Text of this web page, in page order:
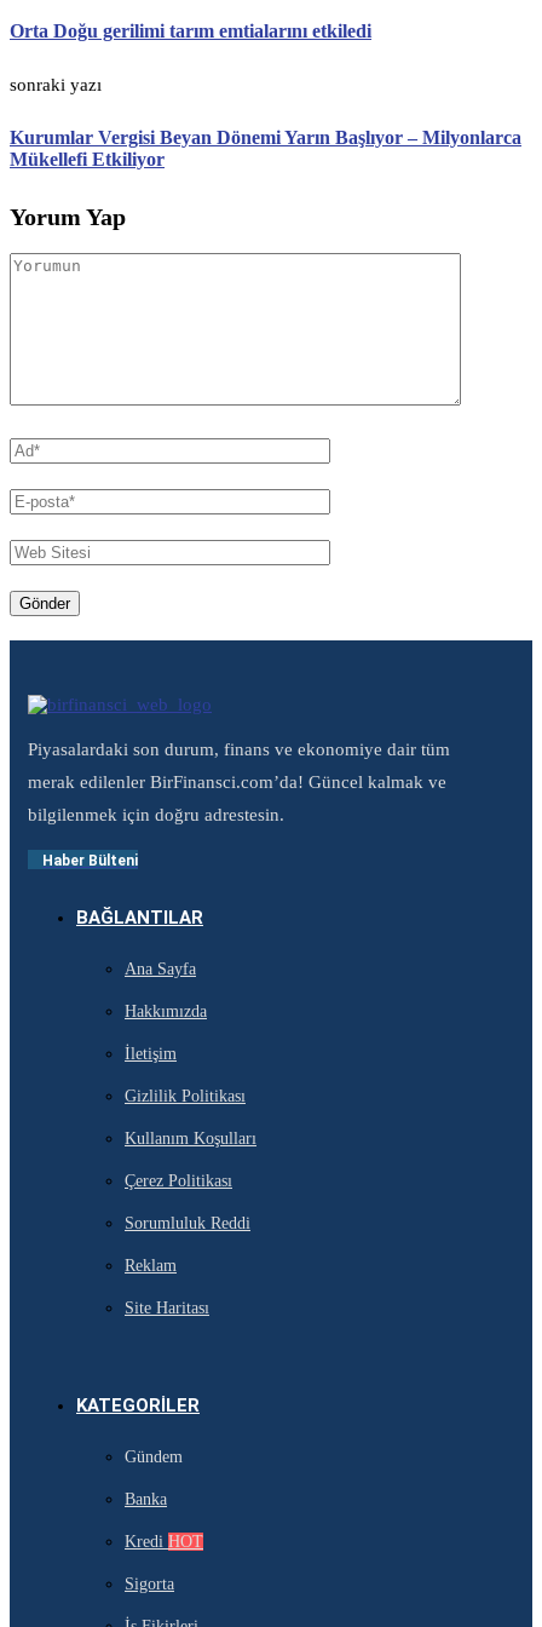
Orta Doğu gerilimi tarım emtialarını etkiledi
sonraki yazı
Kurumlar Vergisi Beyan Dönemi Yarın Başlıyor – Milyonlarca
Mükellefi Etkiliyor
Yorum Yap
Piyasalardaki son durum, finans ve ekonomiye dair tüm
merak edilenler BirFinansci.com’da! Güncel kalmak ve
bilgilenmek için doğru adrestesin.
Haber Bülteni
BAĞLANTILAR
Ana Sayfa
Hakkımızda
İletişim
Gizlilik Politikası
Kullanım Koşulları
Çerez Politikası
Sorumluluk Reddi
Reklam
Site Haritası
KATEGORILER
Gündem
Banka
Kredi HOT
Sigorta